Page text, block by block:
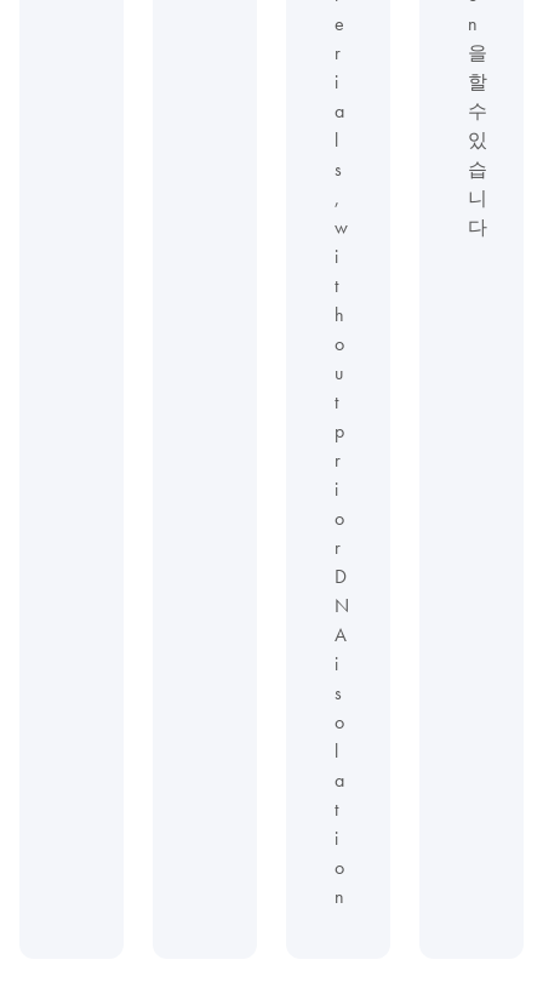
e
r
i
a
l
s
,
w
i
t
h
o
u
t
p
r
i
o
r
D
N
A
i
s
o
l
a
t
i
o
n
n
을
할
수
있
습
니
다